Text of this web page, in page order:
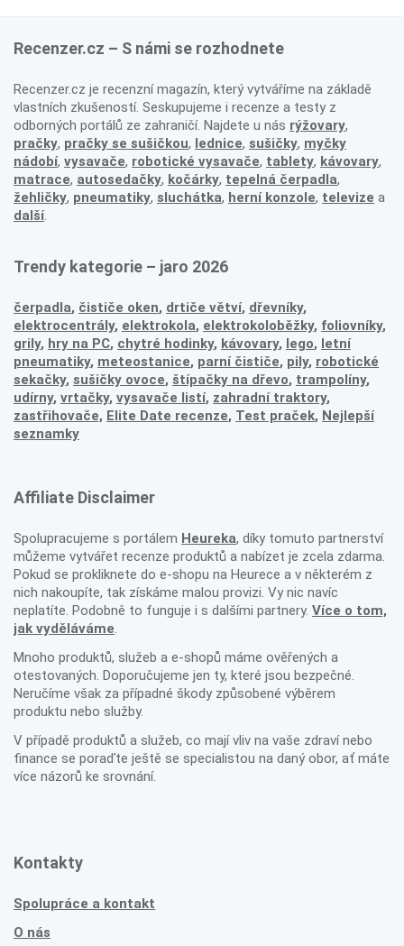
Recenzer.cz – S námi se rozhodnete
Recenzer.cz je recenzní magazín, který vytváříme na základě
vlastních zkušeností. Seskupujeme i recenze a testy z
odborných portálů ze zahraničí. Najdete u nás rýžovary,
pračky, pračky se sušičkou, lednice, sušičky, myčky
nádobí, vysavače, robotické vysavače, tablety, kávovary,
matrace, autosedačky, kočárky, tepelná čerpadla,
žehličky, pneumatiky, sluchátka, herní konzole, televize a
další.
Trendy kategorie – jaro 2026
čerpadla, čističe oken, drtiče větví, dřevníky,
elektrocentrály, elektrokola, elektrokoloběžky, foliovníky,
grily, hry na PC, chytré hodinky, kávovary, lego, letní
pneumatiky, meteostanice, parní čističe, pily, robotické
sekačky, sušičky ovoce, štípačky na dřevo, trampolíny,
udírny, vrtačky, vysavače listí, zahradní traktory,
zastřihovače, Elite Date recenze, Test praček, Nejlepší
seznamky
Affiliate Disclaimer
Spolupracujeme s portálem Heureka, díky tomuto partnerství
můžeme vytvářet recenze produktů a nabízet je zcela zdarma.
Pokud se prokliknete do e-shopu na Heurece a v některém z
nich nakoupíte, tak získáme malou provizi. Vy nic navíc
neplatíte. Podobně to funguje i s dalšími partnery. Více o tom,
jak vyděláváme
Mnoho produktů, služeb a e-shopů máme ověřených a
otestovaných. Doporučujeme jen ty, které jsou bezpečné.
Neručíme však za případné škody způsobené výběrem
produktu nebo služby.
V případě produktů a služeb, co mají vliv na vaše zdraví nebo
finance se poraďte ještě se specialistou na daný obor, ať máte
více názorů ke srovnání.
Kontakty
Spolupráce a kontakt
O nás